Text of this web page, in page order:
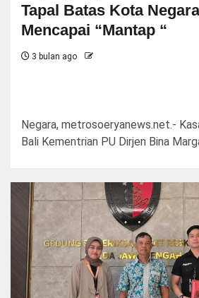
Tapal Batas Kota
Mencapai “Mantap “
3 bulan ago
Negara, metrosoeryanews.net.-
Bali Kementrian PU Dirjen Bina